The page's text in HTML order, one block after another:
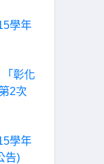
學年
「彰化
2次
學年
告)